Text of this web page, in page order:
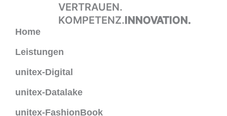
VERTRAUEN.
KOMPETENZ.INNOVATION.
Home
Leistungen
unitex-Digital
unitex-Datalake
unitex-FashionBook